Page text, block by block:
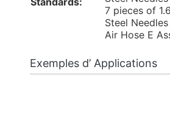
7 pieces of
Steel Needles
Air Hose E
Exemples d’ Applications